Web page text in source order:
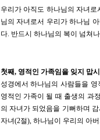
우리가 아직도 하나님의 자녀
님의 자녀로서 우리가 하나님
다. 반드시 하나님의 복이 넘쳐
첫째, 영적인 가족임을 잊지 맙
성경에서 하나님의 사람들을
영적인 가족이 될 때 출생의 과
의 자녀가 되었음을 기뻐하며
자녀(2절), 하나님이 우리의 아